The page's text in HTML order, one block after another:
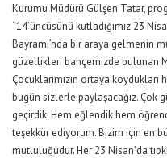
Kurumu Müdürü Gülşen Tatar,
“14’üncüsünü kutladığımız 23
Bayramı’nda bir araya gelmenin
güzellikleri bahçemizde bulunan
Çocuklarımızın ortaya koydukları
bugün sizlerle paylaşacağız. Çok
geçirdik. Hem eğlendik hem
teşekkür ediyorum. Bizim için en
mutluluğudur. Her 23 Nisan’da